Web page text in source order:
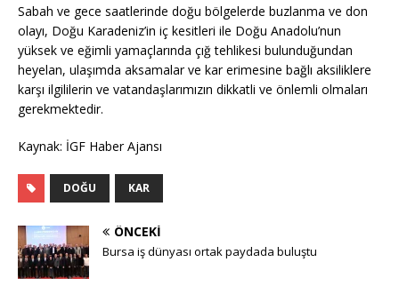
Sabah ve gece saatlerinde doğu bölgelerde buzlanma ve don
olayı, Doğu Karadeniz’in iç kesitleri ile Doğu Anadolu’nun
yüksek ve eğimli yamaçlarında çığ tehlikesi bulunduğundan
heyelan, ulaşımda aksamalar ve kar erimesine bağlı aksiliklere
karşı ilgililerin ve vatandaşlarımızın dikkatli ve önlemli olmaları
gerekmektedir.
Kaynak: İGF Haber Ajansı
DOĞU KAR
ÖNCEKI
Bursa iş dünyası ortak paydada buluştu